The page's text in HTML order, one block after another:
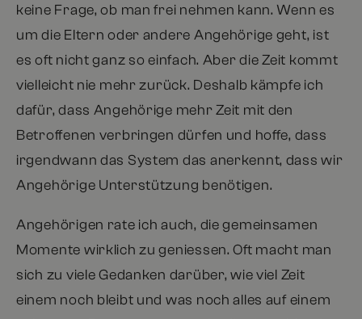
keine Frage, ob man frei nehmen kann. Wenn es
um die Eltern oder andere Angehörige geht, ist
es oft nicht ganz so einfach. Aber die Zeit kommt
vielleicht nie mehr zurück. Deshalb kämpfe ich
dafür, dass Angehörige mehr Zeit mit den
Betroffenen verbringen dürfen und hoffe, dass
irgendwann das System das anerkennt, dass wir
Angehörige Unterstützung benötigen.
Angehörigen rate ich auch, die gemeinsamen
Momente wirklich zu geniessen. Oft macht man
sich zu viele Gedanken darüber, wie viel Zeit
einem noch bleibt und was noch alles auf einem